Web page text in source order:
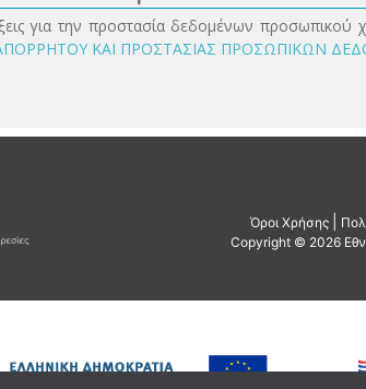
για την προστασία δεδομένων προσωπικού
ΑΠΟΡΡΗΤΟΥ ΚΑΙ ΠΡΟΣΤΑΣΙΑΣ ΠΡΟΣΩΠΙΚΩΝ